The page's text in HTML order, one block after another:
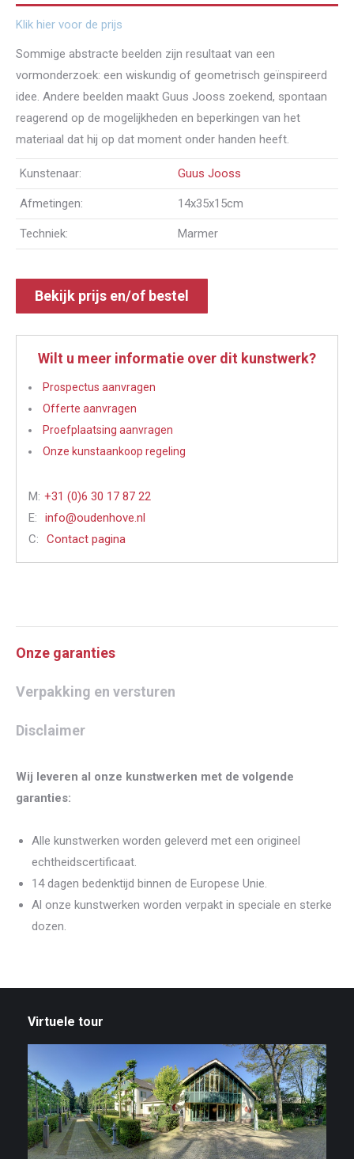
Klik hier voor de prijs
Sommige abstracte beelden zijn resultaat van een
vormonderzoek: een wiskundig of geometrisch geïnspireerd
idee. Andere beelden maakt Guus Jooss zoekend, spontaan
reagerend op de mogelijkheden en beperkingen van het
materiaal dat hij op dat moment onder handen heeft.
Kunstenaar: Guus Jooss
Afmetingen: 14x35x15cm
Techniek: Marmer
Bekijk prijs en/of bestel
Wilt u meer informatie over dit kunstwerk?
Prospectus aanvragen
Offerte aanvragen
Proefplaatsing aanvragen
Onze kunstaankoop regeling
M: +31 (0)6 30 17 87 22
E:
info@oudenhove.nl
C:
Contact pagina
Onze garanties
Verpakking en versturen
Disclaimer
Wij leveren al onze kunstwerken met de volgende
garanties:
Alle kunstwerken worden geleverd met een origineel
echtheidscertificaat.
14 dagen bedenktijd binnen de Europese Unie.
Al onze kunstwerken worden verpakt in speciale en sterke
dozen.
Virtuele tour